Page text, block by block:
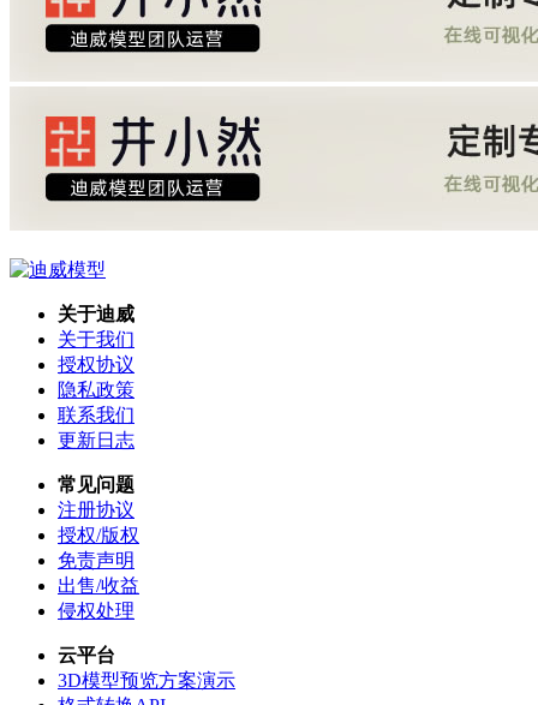
关于迪威
关于我们
授权协议
隐私政策
联系我们
更新日志
常见问题
注册协议
授权/版权
免责声明
出售/收益
侵权处理
云平台
3D模型预览方案演示